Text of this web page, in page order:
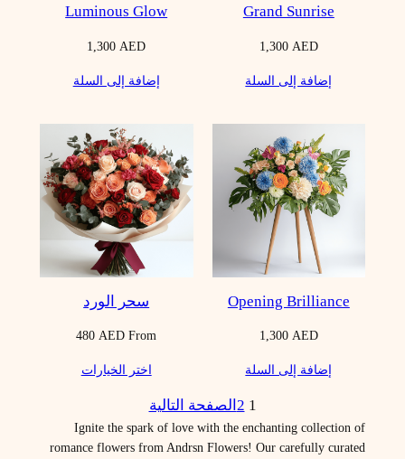
Grand Sunrise
1,300 AED
إضافة إلى السلة
Luminous Glow
1,300 AED
إضافة إلى السلة
Opening Brilliance
1,300 AED
إضافة إلى السلة
سحر الورد
From
480AED
اختر الخيارات
1
2 الصفحة التالية
Ignite the spark of love with the enchanting collection of
romance flowers from Andrsn Flowers! Our carefully curated